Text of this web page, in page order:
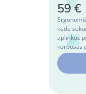
59 €
kėdė
aplinkos
korpusas